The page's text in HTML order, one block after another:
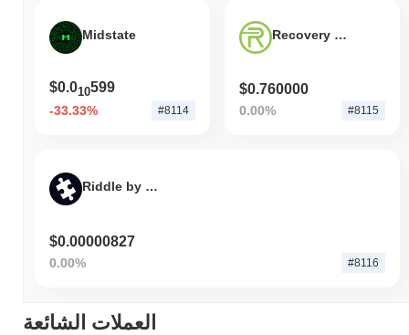
Midstate
$0.010599
-33.33% #8114
Recovery Right Token
$0.760000
0.00% #8115
Riddle by Virtuals
$0.00000827
0.00% #8116
العملات الشائعة